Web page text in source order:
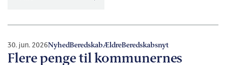
30. jun. 2026NyhedBeredskabÆldreBeredskabsnyt
Flere penge til kommunernes